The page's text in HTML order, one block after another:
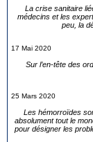
La crise sanitaire
médecins et les
peu, la
17 Mai 2020
Sur l’en-tête des
25 Mars 2020
Les hémorroïdes
absolument tout le
pour désigner les